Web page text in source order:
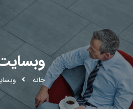
خانه